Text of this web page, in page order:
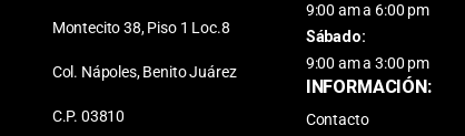
Montecito 38, Piso 1 Loc.8
Col. Nápoles, Benito Juárez
C.P. 03810
9:00 am a 6:00 pm
Sábado:
9:00 am a 3:00 pm
INFORMACIÓN:
Contacto